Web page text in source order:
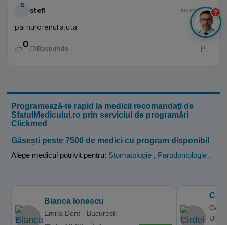
S
stefi acum 13 ani
pai nurofenul ajuta
0 Raspunde
Programează-te rapid la medicii recomandați de
SfatulMedicului.ro prin serviciul de programări
Clickmed
Găsești peste 7500 de medici cu program disponibil
Alege medicul potrivit pentru: Stomatologie , Parodontologie .
Bianca Ionescu
Emira Dent - Bucuresti
?